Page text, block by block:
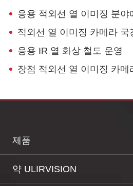
응용 적외선 열 이미징 분야
적외선 열 이미징 카메라 국
응용 IR 열 화상 철도 운영
장점 적외선 열 이미징 카메
제품
약 ULIRVISION